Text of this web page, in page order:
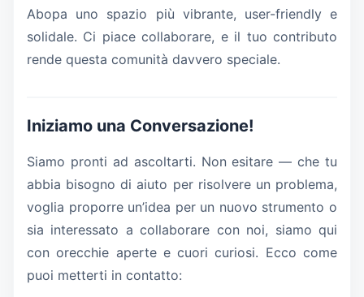
Abopa uno spazio più vibrante, user-friendly e
solidale. Ci piace collaborare, e il tuo contributo
rende questa comunità davvero speciale.
Iniziamo una Conversazione!
Siamo pronti ad ascoltarti. Non esitare — che tu
abbia bisogno di aiuto per risolvere un problema,
voglia proporre un’idea per un nuovo strumento o
sia interessato a collaborare con noi, siamo qui
con orecchie aperte e cuori curiosi. Ecco come
puoi metterti in contatto: